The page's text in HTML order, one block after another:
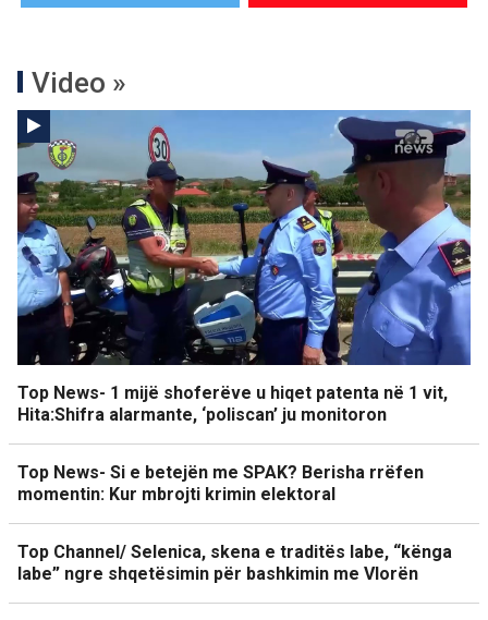
Video »
Top News- 1 mijë shoferëve u hiqet patenta në 1 vit,
Hita:Shifra alarmante, ‘poliscan’ ju monitoron
Top News- Si e betejën me SPAK? Berisha rrëfen
momentin: Kur mbrojti krimin elektoral
Top Channel/ Selenica, skena e traditës labe, “kënga
labe” ngre shqetësimin për bashkimin me Vlorën